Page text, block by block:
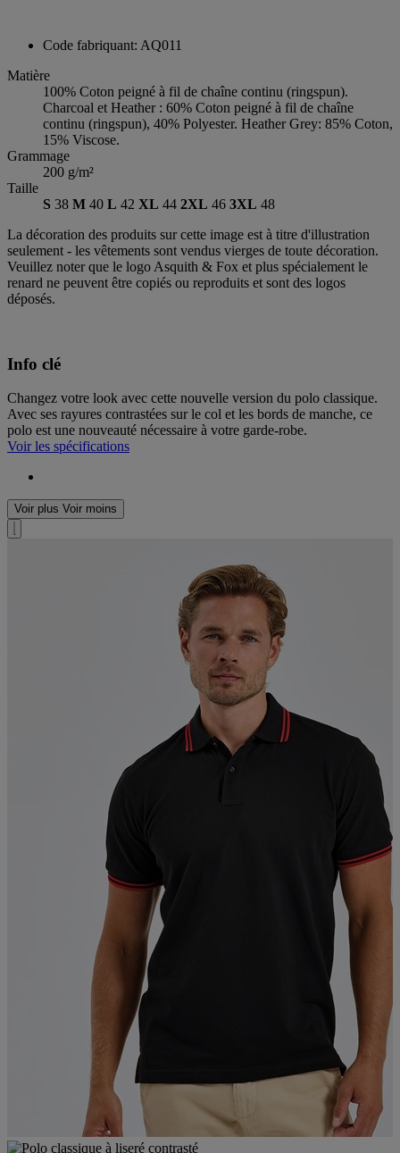
Code fabriquant: AQ011
Matière
100% Coton peigné à fil de chaîne continu (ringspun).
Charcoal et Heather : 60% Coton peigné à fil de chaîne
continu (ringspun), 40% Polyester. Heather Grey: 85% Coton,
15% Viscose.
Grammage
200 g/m²
Taille
S 38 M 40 L 42 XL 44 2XL 46 3XL 48
La décoration des produits sur cette image est à titre d'illustration
seulement - les vêtements sont vendus vierges de toute décoration.
Veuillez noter que le logo Asquith & Fox et plus spécialement le
renard ne peuvent être copiés ou reproduits et sont des logos
déposés.
Info clé
Changez votre look avec cette nouvelle version du polo classique.
Avec ses rayures contrastées sur le col et les bords de manche, ce
polo est une nouveauté nécessaire à votre garde-robe.
Voir les spécifications
Voir plus Voir moins